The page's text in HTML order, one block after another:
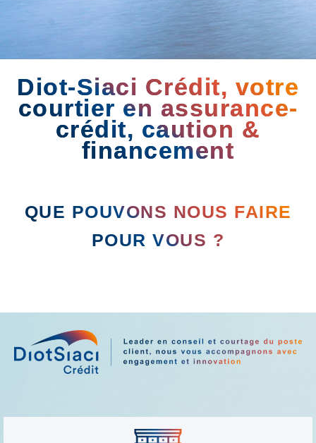
Diot-Siaci Crédit, votre
courtier en assurance-
crédit, caution &
financement
QUE POUVONS NOUS FAIRE
POUR VOUS ?